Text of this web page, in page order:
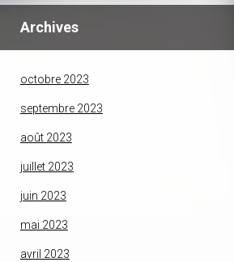
Archives
octobre 2023
septembre 2023
août 2023
juillet 2023
juin 2023
mai 2023
avril 2023